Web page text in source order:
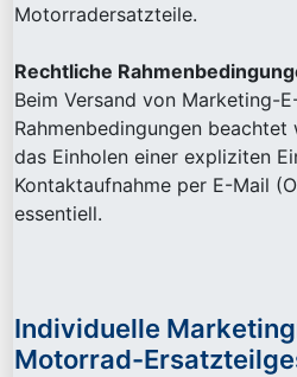
Motorradersatzteile.
Rechtliche
Beim Versand von Marketing-
Rahmenbedingungen
das Einholen einer expliziten
Kontaktaufnahme per E-Mail
essentiell.
Individuelle
Motorrad-